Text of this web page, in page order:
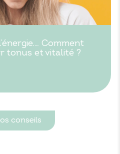
Comment
tonus et vitalité ?
conseils